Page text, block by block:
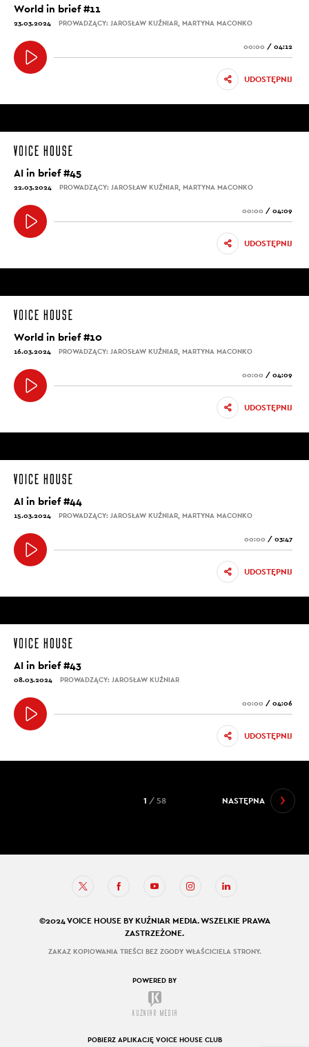
World in brief #11
23.03.2024 PROWADZĄCY: JAROSŁAW KUŹNIAR, MARTYNA MACONKO
00:00 / 04:12
UDOSTĘPNIJ
AI in brief #45
22.03.2024 PROWADZĄCY: JAROSŁAW KUŹNIAR, MARTYNA MACONKO
00:00 / 04:09
UDOSTĘPNIJ
World in brief #10
16.03.2024 PROWADZĄCY: JAROSŁAW KUŹNIAR, MARTYNA MACONKO
00:00 / 04:09
UDOSTĘPNIJ
AI in brief #44
15.03.2024 PROWADZĄCY: JAROSŁAW KUŹNIAR, MARTYNA MACONKO
00:00 / 03:47
UDOSTĘPNIJ
AI in brief #43
08.03.2024 PROWADZĄCY: JAROSŁAW KUŹNIAR
00:00 / 04:06
UDOSTĘPNIJ
NASTĘPNA
1 / 58
©2024 VOICE HOUSE BY KUŹNIAR MEDIA. WSZELKIE PRAWA
ZASTRZEŻONE.
ZAKAZ KOPIOWANIA TREŚCI BEZ ZGODY WŁAŚCICIELA STRONY.
POWERED BY
POBIERZ APLIKACJĘ VOICE HOUSE CLUB